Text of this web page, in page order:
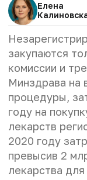
Елена
закупаются
комиссии и
Минздрава на
процедуры,
году на
лекарств
2020 году
превысив 2
лекарства